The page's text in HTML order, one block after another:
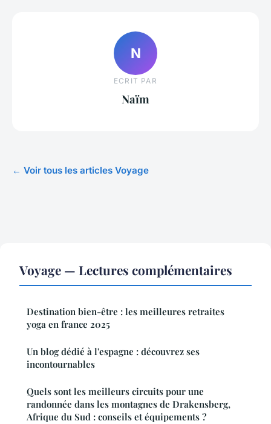
N
ECRIT PAR
Naïm
← Voir tous les articles Voyage
Voyage — Lectures complémentaires
Destination bien-être : les meilleures retraites
yoga en france 2025
Un blog dédié à l'espagne : découvrez ses
incontournables
Quels sont les meilleurs circuits pour une
randonnée dans les montagnes de Drakensberg,
Afrique du Sud : conseils et équipements ?